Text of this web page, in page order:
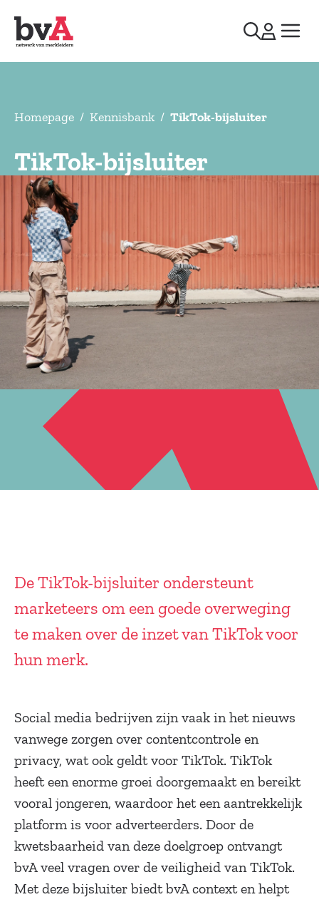
Homepage / Kennisbank / TikTok-bijsluiter
TikTok-bijsluiter
De TikTok-bijsluiter ondersteunt
marketeers om een goede overweging
te maken over de inzet van TikTok voor
hun merk.
Social media bedrijven zijn vaak in het nieuws
vanwege zorgen over contentcontrole en
privacy, wat ook geldt voor TikTok. TikTok
heeft een enorme groei doorgemaakt en bereikt
vooral jongeren, waardoor het een aantrekkelijk
platform is voor adverteerders. Door de
kwetsbaarheid van deze doelgroep ontvangt
bvA veel vragen over de veiligheid van TikTok.
Met deze bijsluiter biedt bvA context en helpt